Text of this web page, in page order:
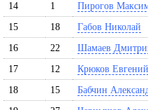
14
1 Пирогов
15
18 Габов Николай
16
22 Шамаев
17
12 Крюков Евгений
18
15 Бабчин